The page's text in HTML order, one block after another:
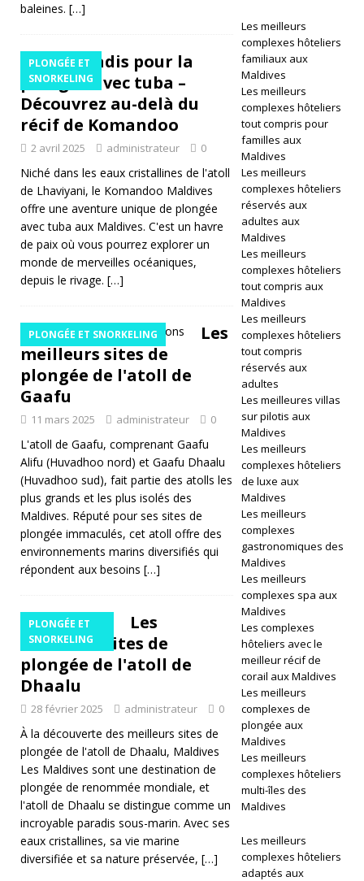
2
2
m
M
di
e
s
le
ri
d
baleines. […]
PLONGÉE ET
SNORKELING
Un paradis pour la
plongée avec tuba –
Découvrez au-delà du
récif de Komandoo
2 avril 2025 administrateur 0
Niché dans les eaux cristallines de l'atoll
de Lhaviyani, le Komandoo Maldives
offre une aventure unique de plongée
avec tuba aux Maldives. C'est un havre
de paix où vous pourrez explorer un
monde de merveilles océaniques,
depuis le rivage. […]
PLONGÉE ET SNORKELING
Les
meilleurs sites de
plongée de l'atoll de
Gaafu
11 mars 2025 administrateur 0
L'atoll de Gaafu, comprenant Gaafu
Alifu (Huvadhoo nord) et Gaafu Dhaalu
(Huvadhoo sud), fait partie des atolls les
plus grands et les plus isolés des
Maldives. Réputé pour ses sites de
plongée immaculés, cet atoll offre des
environnements marins diversifiés qui
répondent aux besoins […]
PLONGÉE ET
SNORKELING
Les
meilleurs sites de
plongée de l'atoll de
Dhaalu
28 février 2025 administrateur 0
À la découverte des meilleurs sites de
plongée de l'atoll de Dhaalu, Maldives
Les Maldives sont une destination de
plongée de renommée mondiale, et
l'atoll de Dhaalu se distingue comme un
incroyable paradis sous-marin. Avec ses
eaux cristallines, sa vie marine
diversifiée et sa nature préservée, […]
Les meilleurs
complexes hôteliers
familiaux aux
Maldives
Les meilleurs
complexes hôteliers
tout compris pour
familles aux
Maldives
Les meilleurs
complexes hôteliers
réservés aux
adultes aux
Maldives
Les meilleurs
complexes hôteliers
tout compris aux
Maldives
Les meilleurs
complexes hôteliers
tout compris
réservés aux
adultes
Les meilleures villas
sur pilotis aux
Maldives
Les meilleurs
complexes hôteliers
de luxe aux
Maldives
Les meilleurs
complexes
gastronomiques des
Maldives
Les meilleurs
complexes spa aux
Maldives
Les complexes
hôteliers avec le
meilleur récif de
corail aux Maldives
Les meilleurs
complexes de
plongée aux
Maldives
Les meilleurs
complexes hôteliers
multi-îles des
Maldives
Les meilleurs
complexes hôteliers
adaptés aux